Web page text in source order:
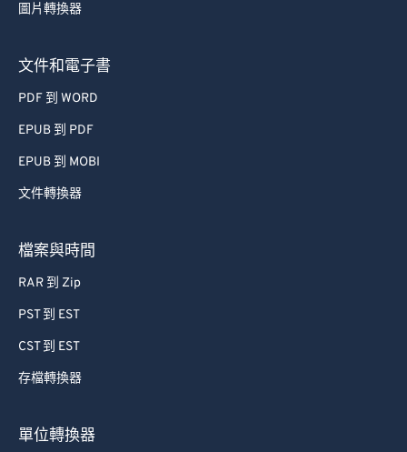
圖片轉換器
文件和電子書
PDF 到 WORD
EPUB 到 PDF
EPUB 到 MOBI
文件轉換器
檔案與時間
RAR 到 Zip
PST 到 EST
CST 到 EST
存檔轉換器
單位轉換器